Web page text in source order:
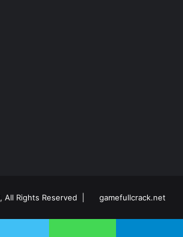
All Rights Reserved | gamefullcrack.net